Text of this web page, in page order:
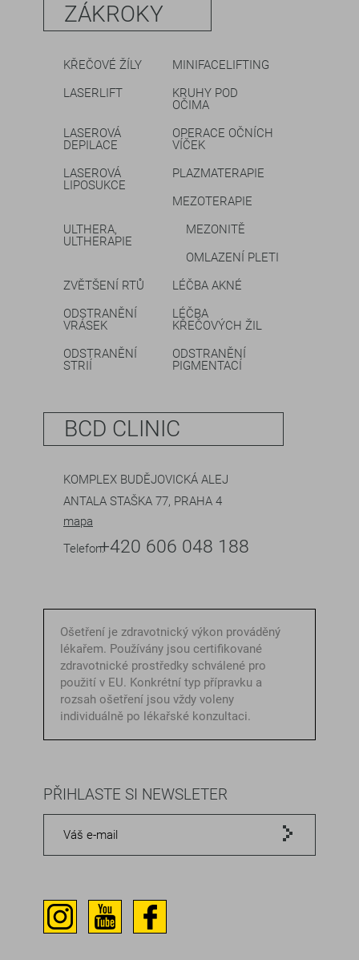
ZÁKROKY
KŘEČOVÉ ŽÍLY
MINIFACELIFTING
LASERLIFT
KRUHY POD
OČIMA
LASEROVÁ
DEPILACE
OPERACE OČNÍCH
VÍČEK
LASEROVÁ
LIPOSUKCE
PLAZMATERAPIE
MEZOTERAPIE
ULTHERA,
ULTHERAPIE
MEZONITĚ
OMLAZENÍ PLETI
ZVĚTŠENÍ RTŮ
LÉČBA AKNÉ
ODSTRANĚNÍ
VRÁSEK
LÉČBA
KŘEČOVÝCH ŽIL
ODSTRANĚNÍ
STRIÍ
ODSTRANĚNÍ
PIGMENTACÍ
BCD CLINIC
KOMPLEX BUDĚJOVICKÁ ALEJ
ANTALA STAŠKA 77, PRAHA 4
mapa
Telefon:+420 606 048 188
Ošetření je zdravotnický výkon prováděný
lékařem. Používány jsou certifikované
zdravotnické prostředky schválené pro
použití v EU. Konkrétní typ přípravku a
rozsah ošetření jsou vždy voleny
individuálně po lékařské konzultaci.
PŘIHLASTE SI NEWSLETER